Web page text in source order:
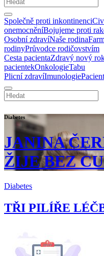
Společně proti inkontinenci
onemocněníBojujeme proti
Osobní zdravíNaše rodina
rodinyPrůvodce rodičovstvím
Cesta pacientaZdravý nový
pacientekOnkologieTabu
Plicní zdravíImunologie
Diabetes
JANINA
ŽIJE BEZ
Diabetes
TŘI PILÍŘE